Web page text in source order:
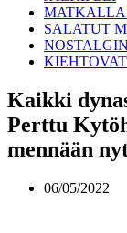
SALATUT
Kaikki
Perttu
mennään
06/05/2022